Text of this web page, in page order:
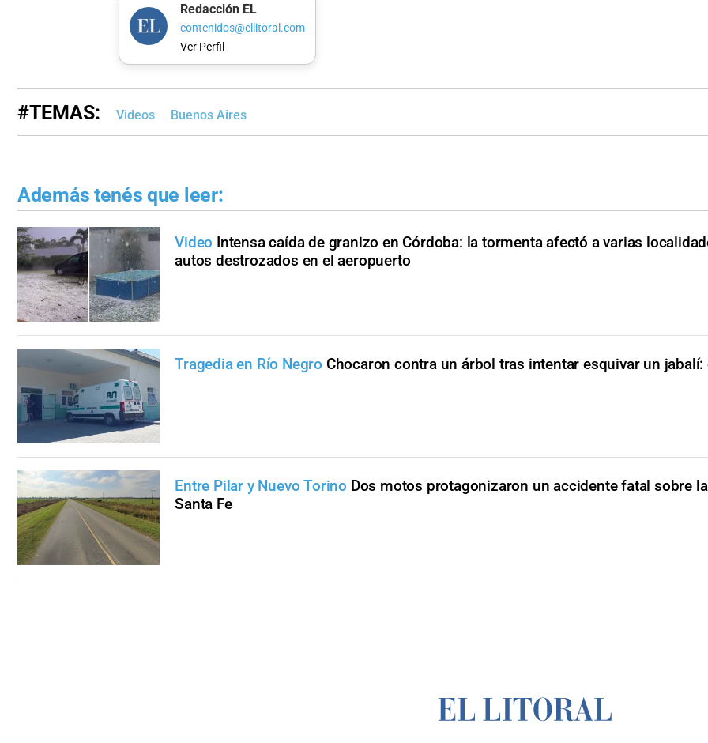
Redacción EL
contenidos@ellitoral.com
Ver Perfil
#TEMAS: Videos Buenos Aires
Además tenés que leer:
Video Intensa caída de granizo en Córdoba: la tormenta afectó a varias
autos destrozados en el aeropuerto
Tragedia en Río Negro Chocaron contra un árbol tras intentar esquivar un
Entre Pilar y Nuevo Torino Dos motos protagonizaron un accidente fatal sobre
Santa Fe